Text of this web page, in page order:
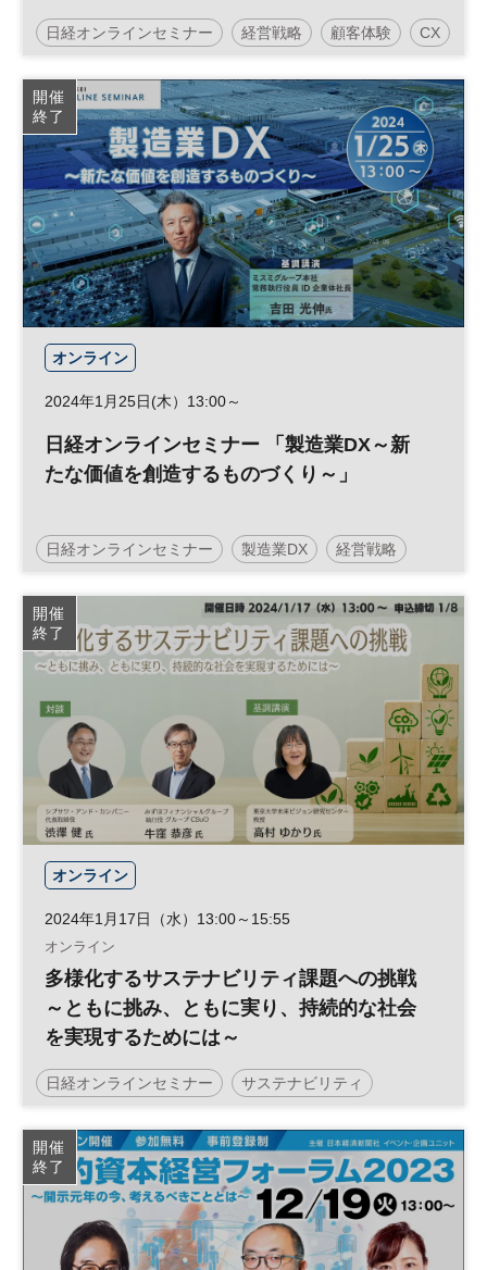
～
日経オンラインセミナー 経営戦略 顧客体験 CX
開催
終了
オンライン
2024年1月25日(木）13:00～
日経オンラインセミナー 「製造業DX～新
たな価値を創造するものづくり～」
日経オンラインセミナー 製造業DX 経営戦略
DX
開催
終了
オンライン
2024年1月17日（水）13:00～15:55
オンライン
多様化するサステナビリティ課題への挑戦
～ともに挑み、ともに実り、持続的な社会
を実現するためには～
日経オンラインセミナー サステナビリティ
サステナブル ESG SDGs 気候変動
参加無料
開催
終了